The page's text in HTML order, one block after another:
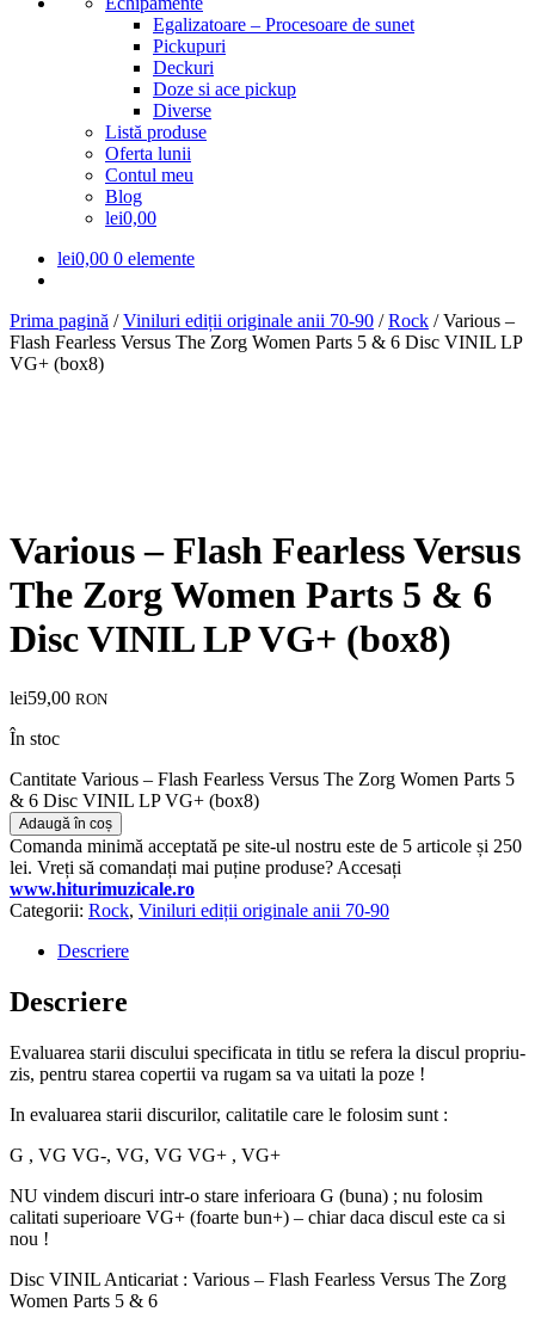
Egalizatoare – Procesoare de sunet
Pickupuri
Deckuri
Doze si ace pickup
Diverse
Listă produse
Oferta lunii
Contul meu
Blog
lei0,00
lei0,00 0 elemente
Prima pagină /Viniluri ediții originale anii 70-90 /Rock /Various –
Flash Fearless Versus The Zorg Women Parts 5 & 6 Disc VINIL LP
VG+ (box8)
Various – Flash Fearless Versus
The Zorg Women Parts 5 & 6
Disc VINIL LP VG+ (box8)
lei59,00 RON
În stoc
Cantitate Various – Flash Fearless Versus The Zorg Women Parts 5
& 6 Disc VINIL LP VG+ (box8)
Adaugă în coș
Comanda minimă acceptată pe site-ul nostru este de 5 articole și 250
lei. Vreți să comandați mai puține produse? Accesați
www.hiturimuzicale.ro
Categorii: Rock, Viniluri ediții originale anii 70-90
Descriere
Descriere
Evaluarea starii discului specificata in titlu se refera la discul propriu-
zis, pentru starea copertii va rugam sa va uitati la poze !
In evaluarea starii discurilor, calitatile care le folosim sunt :
G , VG VG-, VG, VG VG+ , VG+
NU vindem discuri intr-o stare inferioara G (buna) ; nu folosim
calitati superioare VG+ (foarte bun+) – chiar daca discul este ca si
nou !
Disc VINIL Anticariat : Various – Flash Fearless Versus The Zorg
Women Parts 5 & 6